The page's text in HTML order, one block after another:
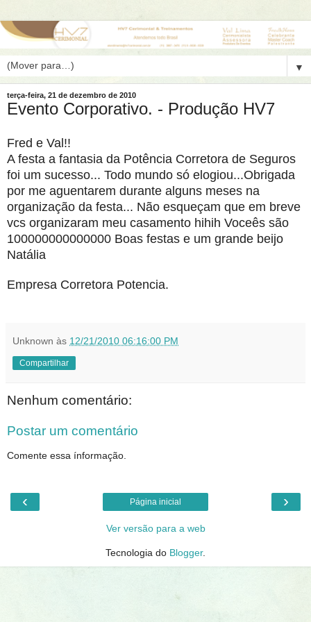
▼
terça-feira, 21 de dezembro de 2010
Evento Corporativo. - Produção HV7
Fred e Val!!
A festa a fantasia da Potência Corretora de Seguros
foi um sucesso... Todo mundo só elogiou...Obrigada
por me aguentarem durante alguns meses na
organização da festa... Não esqueçam que em breve
vcs organizaram meu casamento hihih Voceês são
100000000000000 Boas festas e um grande beijo
Natália
Empresa Corretora Potencia.
Unknown às 12/21/2010 06:16:00 PM
Compartilhar
Nenhum comentário:
Postar um comentário
Comente essa ínformação.
‹ ›
Página inicial
Ver versão para a web
Tecnologia do Blogger.